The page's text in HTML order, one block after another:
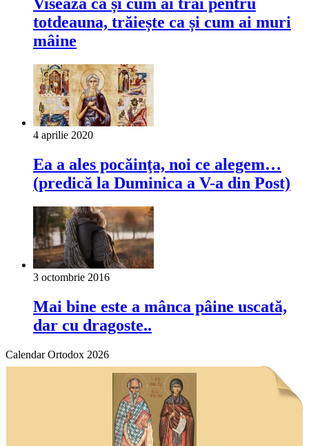
totdeauna, trăiește ca și cum ai muri
mâine
4 aprilie 2020
Ea a ales pocăinţa, noi ce alegem…
(predică la Duminica a V-a din Post)
3 octombrie 2016
Mai bine este a mânca pâine uscată,
dar cu dragoste..
Calendar Ortodox 2026